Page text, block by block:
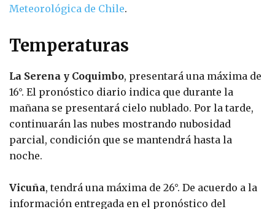
Meteorológica de Chile.
Temperaturas
La Serena y Coquimbo, presentará una máxima de
16°. El pronóstico diario indica que durante la
mañana se presentará cielo nublado. Por la tarde,
continuarán las nubes mostrando nubosidad
parcial, condición que se mantendrá hasta la
noche.
Vicuña, tendrá una máxima de 26°. De acuerdo a la
información entregada en el pronóstico del